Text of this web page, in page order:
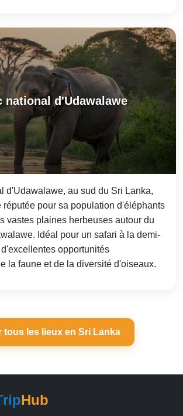
national d'Udawalawe
d'Udawalawe, au sud du Sri Lanka,
réputée pour sa population d'éléphants
vastes plaines herbeuses autour du
Idéal pour un safari à la demi-
opportunités
la faune et de la diversité d'oiseaux.
tous les lieux en Sri Lanka
Hub